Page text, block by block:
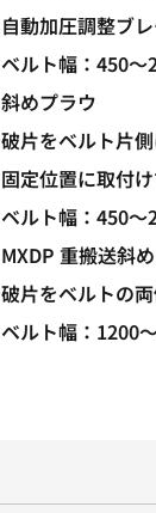
自動加圧調整ブ
ベルト幅：450～
斜めプラウ
破片をベルト片
固定位置に取付
ベルト幅：450～
MXDP 重搬送斜
破片をベルトの
ベルト幅：1200